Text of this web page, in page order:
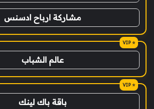
مشاركة ارباح ادسنس
عالم الشباب
باقة باك لينك